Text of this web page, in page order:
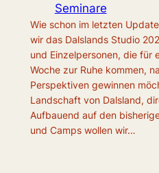
Seminare
Wie schon im letzten
wir das Dalslands Studio
und Einzelpersonen, die für
Woche zur Ruhe kommen,
Perspektiven gewinnen
Landschaft von Dalsland,
Aufbauend auf den
und Camps wollen wir…